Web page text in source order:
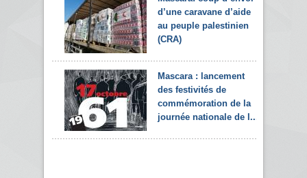
d’une caravane d’aide
au peuple palestinien
(CRA)
Mascara : lancement
des festivités de
commémoration de la
journée nationale de l...